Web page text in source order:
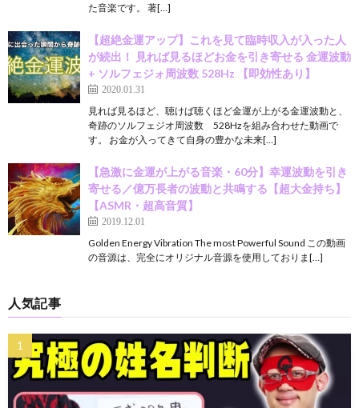
た音楽です。 著[…]
【超絶金運アップ】これを見て臨時収入が入った人
が続出！ 見れば見るほどお金を引き寄せる 金運波動
+ ソルフェジォ周波数 528Hz 【即効性あり】
2020.01.31
見れば見るほど、聴けば聴くほど金運が上がる金運波動と、
奇跡のソルフェジオ周波数 528Hzを組み合わせた動画で
す。 お金が入ってきて自身の豊かな未来[…]
【急激に金運が上がる音楽・60分】幸運波動を引き
寄せる／億万長者の波動と共鳴する【超大金持ち】
【ASMR・超高音質】
2019.12.01
Golden Energy Vibration The most Powerful Sound この動画
の音源は、完全にオリジナル音源を使用しておりま[…]
人気記事